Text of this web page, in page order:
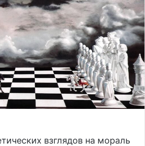
a
m
a
l
взглядов на мораль